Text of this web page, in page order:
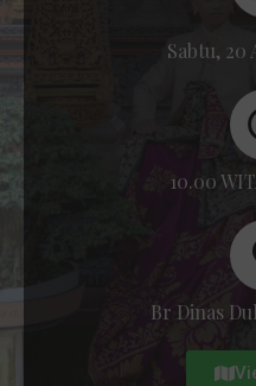
Sabtu, 20
10.00
Br Dinas